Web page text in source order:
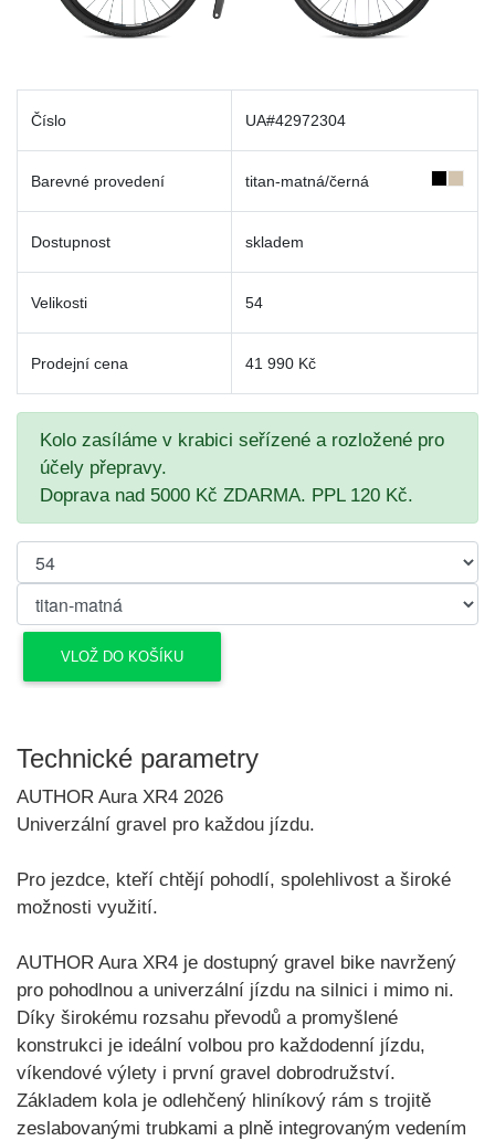
Číslo UA#42972304
Barevné provedení titan-matná/černá
Dostupnost skladem
Velikosti 54
Prodejní cena 41 990 Kč
Kolo zasíláme v krabici seřízené a rozložené pro
účely přepravy.
Doprava nad 5000 Kč ZDARMA. PPL 120 Kč.
Technické parametry
AUTHOR Aura XR4 2026
Univerzální gravel pro každou jízdu.
Pro jezdce, kteří chtějí pohodlí, spolehlivost a široké
možnosti využití.
AUTHOR Aura XR4 je dostupný gravel bike navržený
pro pohodlnou a univerzální jízdu na silnici i mimo ni.
Díky širokému rozsahu převodů a promyšlené
konstrukci je ideální volbou pro každodenní jízdu,
víkendové výlety i první gravel dobrodružství.
Základem kola je odlehčený hliníkový rám s trojitě
zeslabovanými trubkami a plně integrovaným vedením